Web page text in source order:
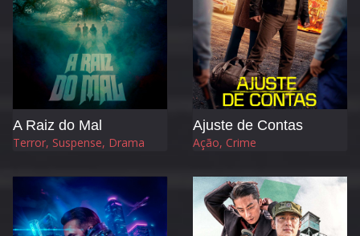
A Raiz do Mal
Terror, Suspense, Drama
Ajuste de Contas
Ação, Crime